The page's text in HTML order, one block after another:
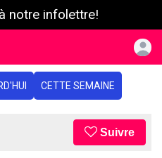
notre infolettre!
CETTE SEMAINE
Suivre